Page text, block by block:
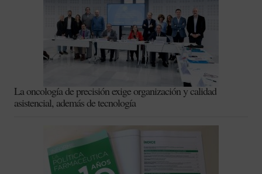
La oncología de precisión exige organización y calidad
asistencial, además de tecnología